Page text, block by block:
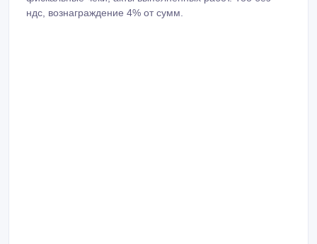
ндс, вознаграждение 4% от сумм.